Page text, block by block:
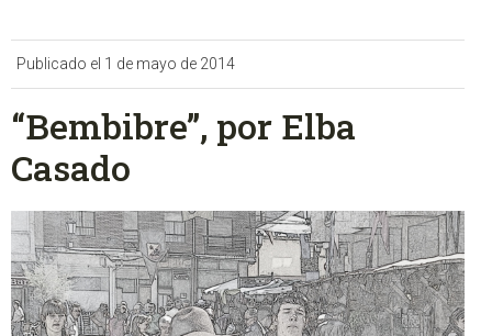
Publicado el 1 de mayo de 2014
“Bembibre”, por Elba
Casado